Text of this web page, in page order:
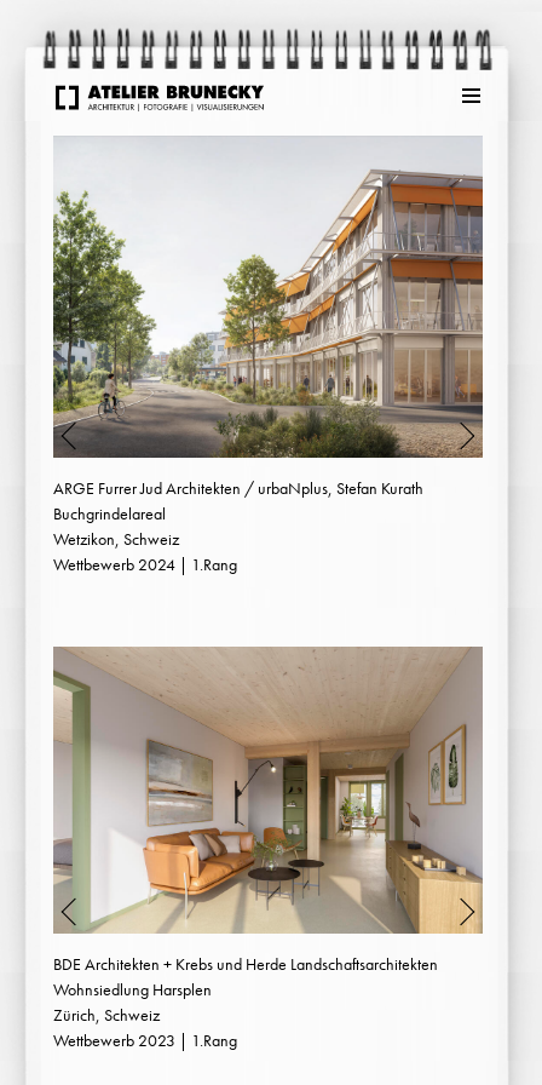
ARGE Furrer Jud Architekten / urbaNplus, Stefan Kurath
Buchgrindelareal
Wetzikon, Schweiz
Wettbewerb 2024 | 1.Rang
BDE Architekten + Krebs und Herde Landschaftsarchitekten
Wohnsiedlung Harsplen
Zürich, Schweiz
Wettbewerb 2023 | 1.Rang